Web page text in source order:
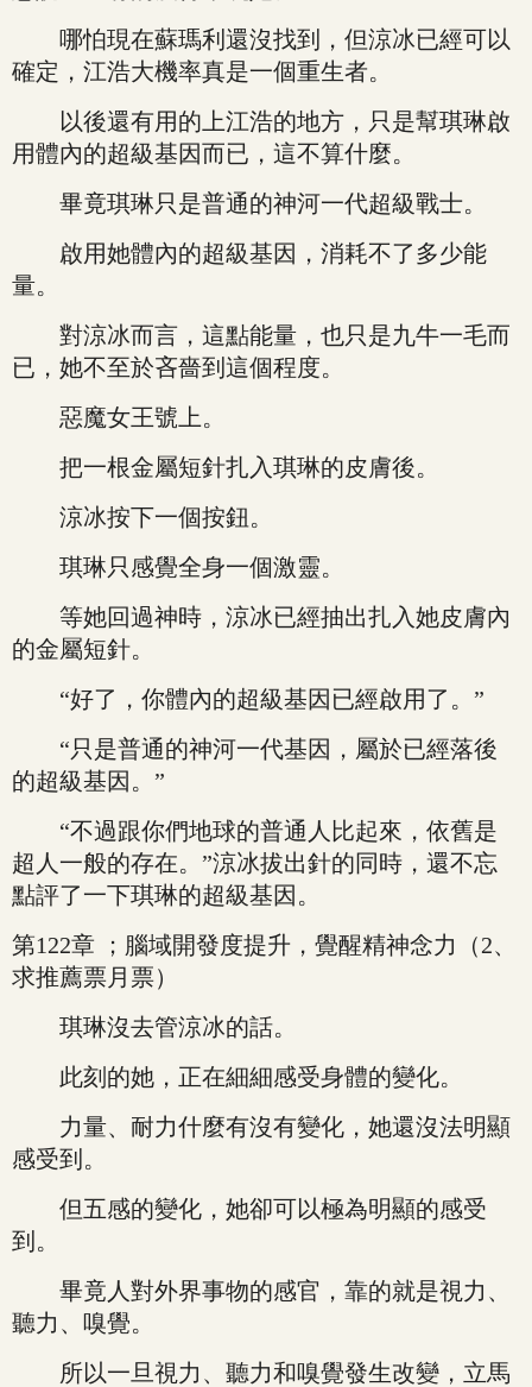
哪怕現在蘇瑪利還沒找到，但涼冰已經可以
確定，江浩大機率真是一個重生者。
以後還有用的上江浩的地方，只是幫琪琳啟
用體內的超級基因而已，這不算什麼。
畢竟琪琳只是普通的神河一代超級戰士。
啟用她體內的超級基因，消耗不了多少能
量。
對涼冰而言，這點能量，也只是九牛一毛而
已，她不至於吝嗇到這個程度。
惡魔女王號上。
把一根金屬短針扎入琪琳的皮膚後。
涼冰按下一個按鈕。
琪琳只感覺全身一個激靈。
等她回過神時，涼冰已經抽出扎入她皮膚內
的金屬短針。
“好了，你體內的超級基因已經啟用了。”
“只是普通的神河一代基因，屬於已經落後
的超級基因。”
“不過跟你們地球的普通人比起來，依舊是
超人一般的存在。”涼冰拔出針的同時，還不忘
點評了一下琪琳的超級基因。
第122章 ；腦域開發度提升，覺醒精神念力（2、
求推薦票月票）
琪琳沒去管涼冰的話。
此刻的她，正在細細感受身體的變化。
力量、耐力什麼有沒有變化，她還沒法明顯
感受到。
但五感的變化，她卻可以極為明顯的感受
到。
畢竟人對外界事物的感官，靠的就是視力、
聽力、嗅覺。
所以一旦視力、聽力和嗅覺發生改變，立馬